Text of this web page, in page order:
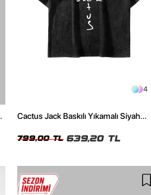
4
Cactus Jack Baskılı Yıkamalı Siyah
799,00 TL 639,20 TL